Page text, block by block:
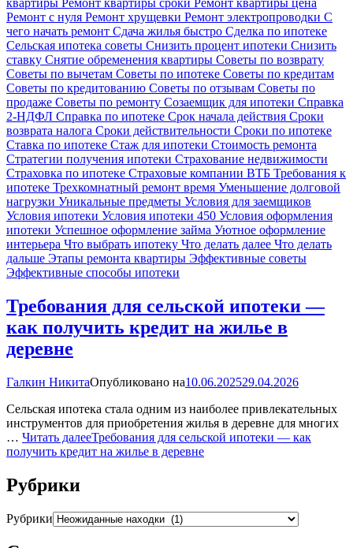
Ремонт с нуля Ремонт хрущевки Ремонт электропроводки С
чего начать ремонт Сдача жилья быстро Сделка по ипотеке
Сельская ипотека советы Снизить процент ипотеки Снизить
ставку Снятие обременения квартиры Советы по возврату
Советы по вычетам Советы по ипотеке Советы по кредитам
Советы по кредитованию Советы по отзывам Советы по
продаже Советы по ремонту Созаемщик для ипотеки Справка
2-НДФЛ Справка по ипотеке Срок начала действия Сроки
возврата налога Сроки действительности Сроки по ипотеке
Ставка по ипотеке Стаж для ипотеки Стоимость ремонта
Стратегии получения ипотеки Страхование недвижимости
Страховка по ипотеке Страховые компании ВТБ Требования к
ипотеке Трехкомнатный ремонт время Уменьшение долговой
нагрузки Уникальные предметы Условия для заемщиков
Условия ипотеки Условия ипотеки 450 Условия оформления
ипотеки Успешное оформление займа Уютное оформление
интерьера Что выбрать ипотеку Что делать далее Что делать
дальше Этапы ремонта квартиры Эффективные советы
Эффективные способы ипотеки
Требования для сельской ипотеки —
как получить кредит на жилье в
деревне
Галкин НикитаОпубликовано на10.06.202529.04.2026
Сельская ипотека стала одним из наиболее привлекательных
инструментов для приобретения жилья в деревне для многих
… Читать далееТребования для сельской ипотеки — как
получить кредит на жилье в деревне
Рубрики
Рубрики